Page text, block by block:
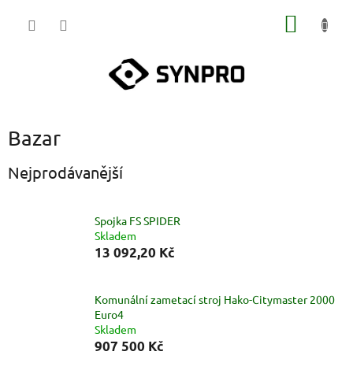
Bazar
Nejprodávanější
Spojka FS SPIDER
Skladem
13 092,20 Kč
Komunální zametací stroj Hako-Citymaster 2000
Euro4
Skladem
907 500 Kč